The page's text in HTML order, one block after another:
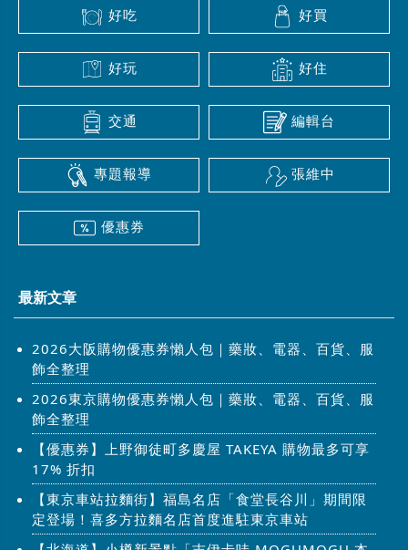
好吃 好買
好玩 好住
交通 編輯台
專題報導 張維中
優惠券
最新文章
2026大阪購物優惠券懶人包｜藥妝、電器、百貨、服
飾全整理
2026東京購物優惠券懶人包｜藥妝、電器、百貨、服
飾全整理
【優惠券】上野御徒町多慶屋 TAKEYA 購物最多可享
17% 折扣
【東京車站拉麵街】福島名店「食堂長谷川」期間限
定登場！喜多方拉麵名店首度進駐東京車站